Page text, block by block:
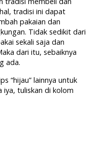
tradisi ini dapat
pakaian dan
Tidak sedikit dari
sekali saja dan
dari itu, sebaiknya
ada.
“hijau” lainnya untuk
iya, tuliskan di kolom